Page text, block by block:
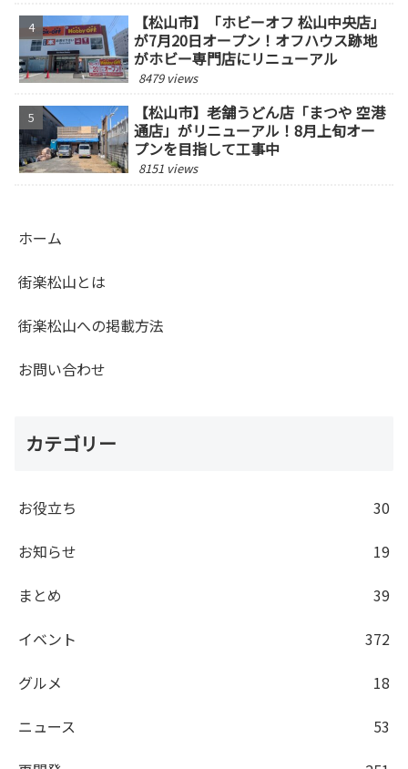
【松山市】「ホビーオフ 松山中央店」
が7月20日オープン！オフハウス跡地
がホビー専門店にリニューアル
8479 views
【松山市】老舗うどん店「まつや 空港
通店」がリニューアル！8月上旬オー
プンを目指して工事中
8151 views
ホーム
街楽松山とは
街楽松山への掲載方法
お問い合わせ
カテゴリー
お役立ち
30
お知らせ
19
まとめ
39
イベント
372
グルメ
18
ニュース
53